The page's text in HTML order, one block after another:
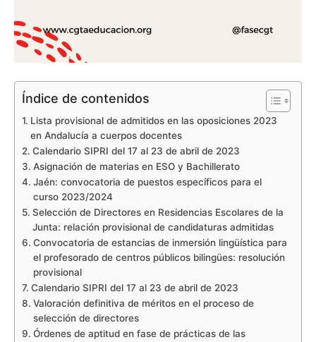
Índice de contenidos
Lista provisional de admitidos en las oposiciones 2023
en Andalucía a cuerpos docentes
Calendario SIPRI del 17 al 23 de abril de 2023
Asignación de materias en ESO y Bachillerato
Jaén: convocatoria de puestos específicos para el
curso 2023/2024
Selección de Directores en Residencias Escolares de la
Junta: relación provisional de candidaturas admitidas
Convocatoria de estancias de inmersión lingüística para
el profesorado de centros públicos bilingües: resolución
provisional
Calendario SIPRI del 17 al 23 de abril de 2023
Valoración definitiva de méritos en el proceso de
selección de directores
Órdenes de aptitud en fase de prácticas de las